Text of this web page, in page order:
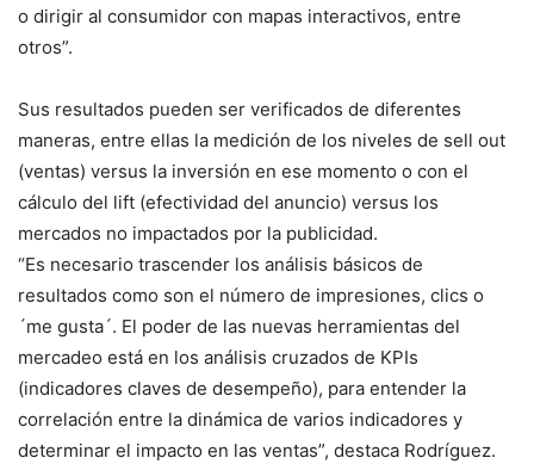
o dirigir al consumidor con mapas interactivos, entre
otros”.
Sus resultados pueden ser verificados de diferentes
maneras, entre ellas la medición de los niveles de sell out
(ventas) versus la inversión en ese momento o con el
cálculo del lift (efectividad del anuncio) versus los
mercados no impactados por la publicidad.
“Es necesario trascender los análisis básicos de
resultados como son el número de impresiones, clics o
´me gusta´. El poder de las nuevas herramientas del
mercadeo está en los análisis cruzados de KPIs
(indicadores claves de desempeño), para entender la
correlación entre la dinámica de varios indicadores y
determinar el impacto en las ventas”, destaca Rodríguez.